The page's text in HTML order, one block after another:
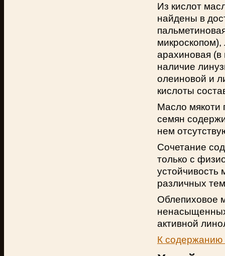
Из кислот
найдены в
микроскопом),
арахиновая (в
наличие
олеиновой и
кислоты
Масло мякоти
семян
нем
Сочетание
только с
устойчивость
различных
Облепиховое
активной
К содержанию